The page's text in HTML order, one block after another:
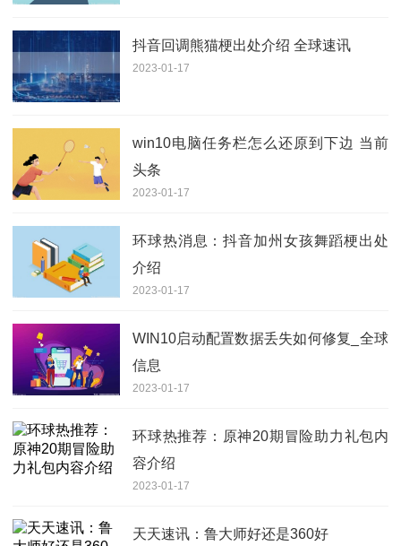
抖音回调熊猫梗出处介绍 全球速讯
2023-01-17
win10电脑任务栏怎么还原到下边 当前
头条
2023-01-17
环球热消息：抖音加州女孩舞蹈梗出处
介绍
2023-01-17
WIN10启动配置数据丢失如何修复_全球
信息
2023-01-17
环球热推荐：原神20期冒险助力礼包内
容介绍
2023-01-17
天天速讯：鲁大师好还是360好